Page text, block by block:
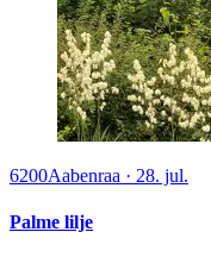
6200Aabenraa · 28. jul.
Palme lilje